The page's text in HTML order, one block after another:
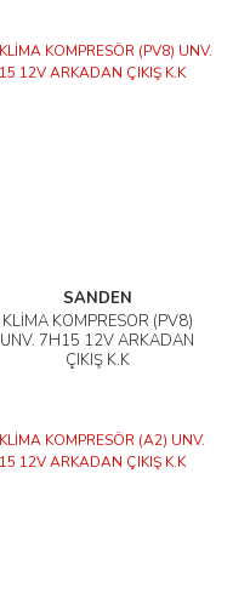
SANDEN
KLİMA KOMPRESÖR (PV8)
UNV. 7H15 12V ARKADAN
ÇIKIŞ K.K